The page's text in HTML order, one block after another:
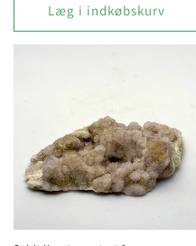
Læg i indkøbskurv